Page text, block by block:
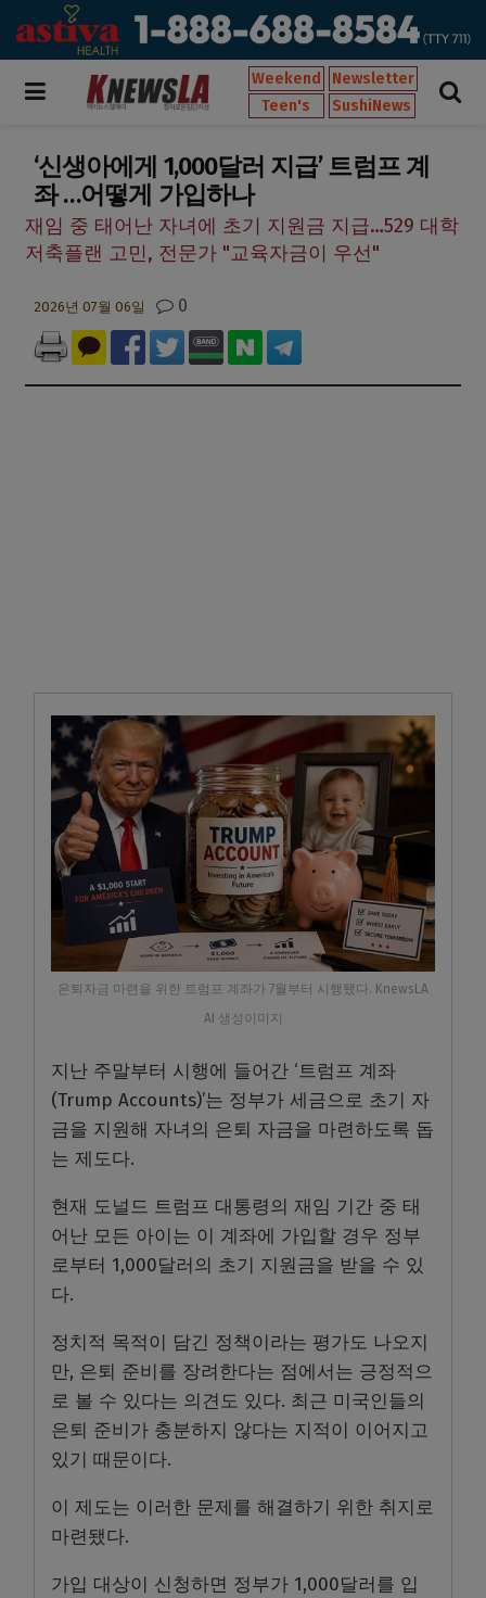
Weekend
Newsletter
Teen's
SushiNews
‘신생아에게 1,000달러 지급’ 트럼프 계
좌 …어떻게 가입하나
재임 중 태어난 자녀에 초기 지원금 지급…529 대학
저축플랜 고민, 전문가 "교육자금이 우선"
2026년 07월 06일 0
은퇴자금 마련을 위한 트럼프 계좌가 7월부터 시행됐다. KnewsLA
AI 생성이미지
지난 주말부터 시행에 들어간 ‘트럼프 계좌
(Trump Accounts)’는 정부가 세금으로 초기 자
금을 지원해 자녀의 은퇴 자금을 마련하도록 돕
는 제도다.
현재 도널드 트럼프 대통령의 재임 기간 중 태
어난 모든 아이는 이 계좌에 가입할 경우 정부
로부터 1,000달러의 초기 지원금을 받을 수 있
다.
정치적 목적이 담긴 정책이라는 평가도 나오지
만, 은퇴 준비를 장려한다는 점에서는 긍정적으
로 볼 수 있다는 의견도 있다. 최근 미국인들의
은퇴 준비가 충분하지 않다는 지적이 이어지고
있기 때문이다.
이 제도는 이러한 문제를 해결하기 위한 취지로
마련됐다.
가입 대상이 신청하면 정부가 1,000달러를 입